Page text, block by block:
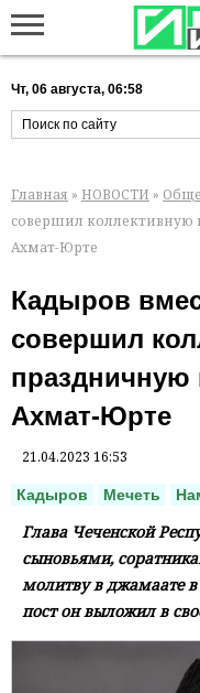
Чт, 06 августа, 06:58
Главная » НОВОСТИ »
совершил
Ахмат-Юрте
Кадыров
совершил
праздничную
Ахмат-Юрте
21.04.2023 16:53
Кадыров Мечеть
Глава Чеченской
сыновьями,
молитву в джамаате
пост он выложил в